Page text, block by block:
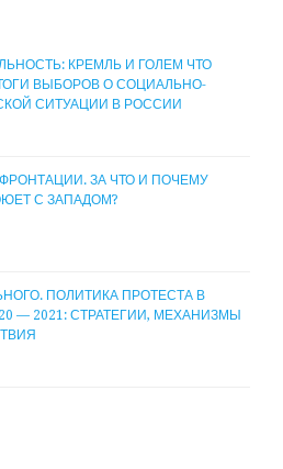
КРЕМЛЬ И ГОЛЕМ ЧТО
ВЫБОРОВ О СОЦИАЛЬНО-
СИТУАЦИИ В РОССИИ
ЗА ЧТО И ПОЧЕМУ
С ЗАПАДОМ?
ПОЛИТИКА ПРОТЕСТА В
— 2021: СТРАТЕГИИ, МЕХАНИЗМЫ